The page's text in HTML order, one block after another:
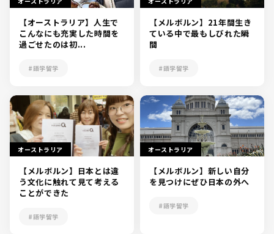
【オーストラリア】人生で
こんなにも充実した時間を
過ごせたのは初...
#語学留学
【メルボルン】21年間生き
ている中で最もしびれた瞬
間
#語学留学
オーストラリア
【メルボルン】日本とは違
う文化に触れて見て考える
ことができた
#語学留学
オーストラリア
【メルボルン】新しい自分
を見つけにぜひ日本の外へ
#語学留学